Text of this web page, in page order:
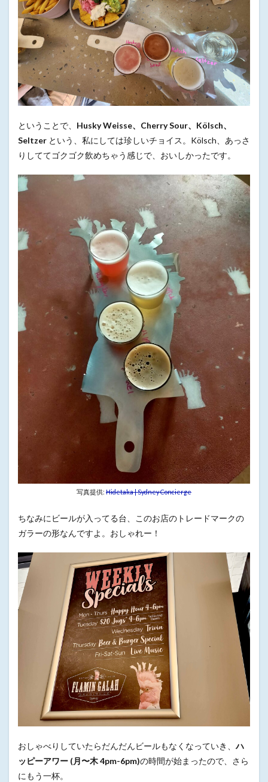
ということで、 Husky Weisse、Cherry Sour、Kölsch、
Seltzer という、私にしては珍しいチョイス。Kölsch、あっさ
りしててゴクゴク飲めちゃう感じで、おいしかったです。
写真提供: Hidetaka | Sydney Concierge
ちなみにビールが入ってる台、このお店のトレードマークの
ガラーの形なんですよ。おしゃれー！
おしゃべりしていたらだんだんビールもなくなっていき、ハ
ッピーアワー (月〜木 4pm-6pm)の時間が始まったので、さら
にもう一杯。